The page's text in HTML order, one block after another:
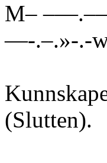
M–
—-.–.»-.-
(Slutten).